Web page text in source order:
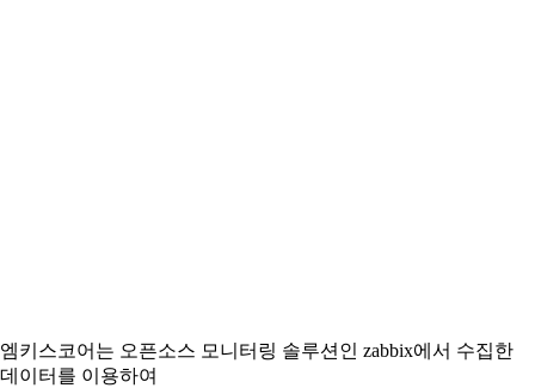
엠키스코어는 오픈소스 모니터링 솔루션인 zabbix에서 수집한
데이터를 이용하여